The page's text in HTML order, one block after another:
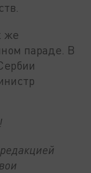
же
параде. В